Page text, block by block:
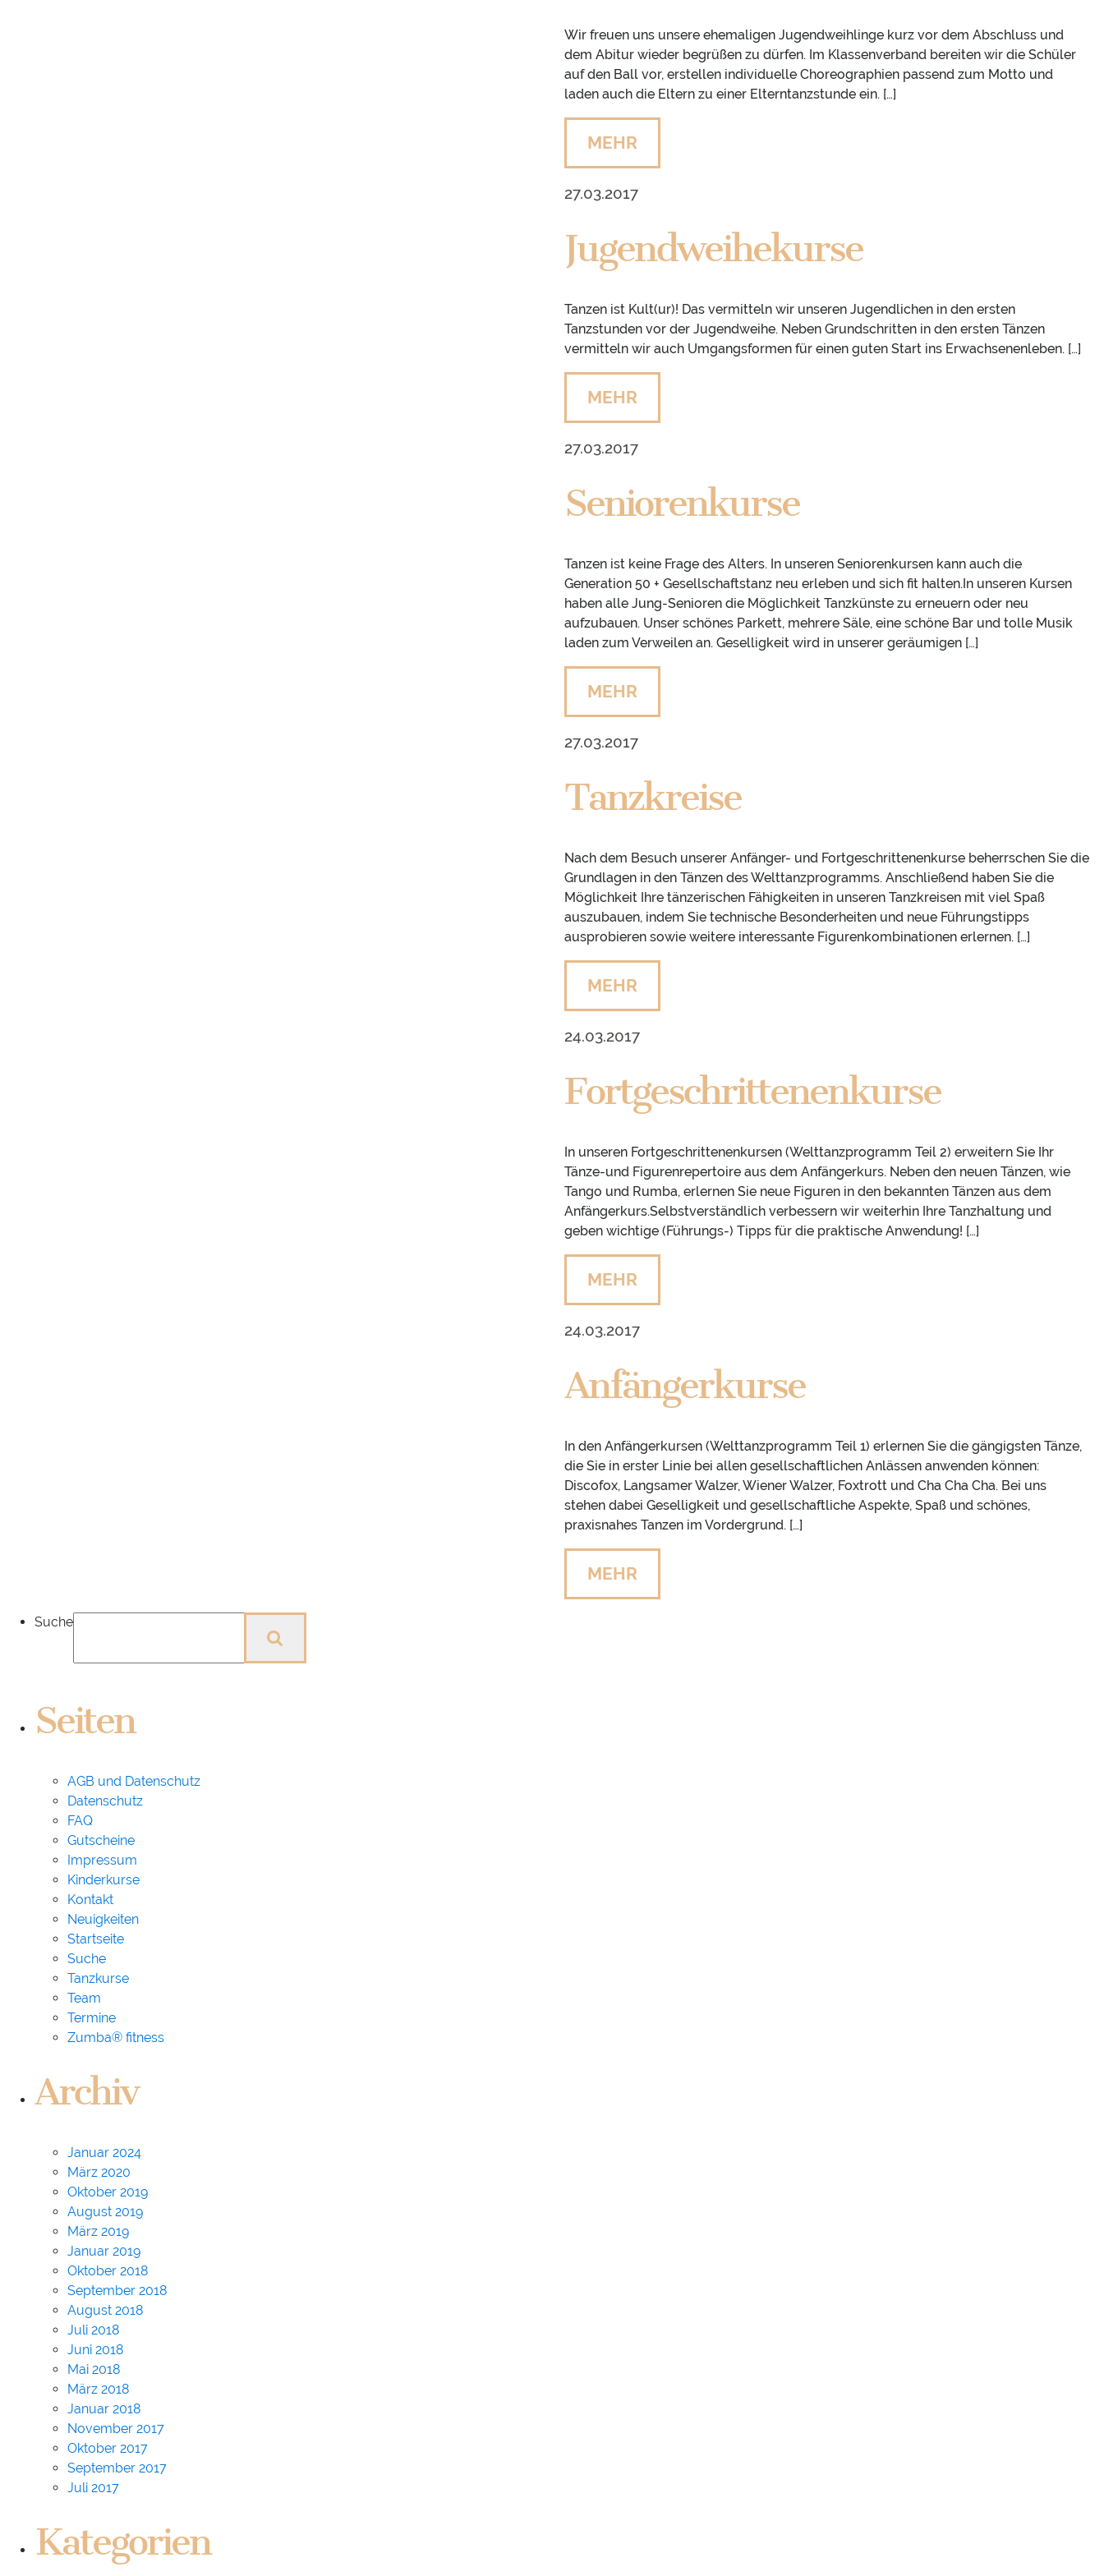
Wir freuen uns unsere ehemaligen Jugendweihlinge kurz vor dem Abschluss und
dem Abitur wieder begrüßen zu dürfen. Im Klassenverband bereiten wir die Schüler
auf den Ball vor, erstellen individuelle Choreographien passend zum Motto und
laden auch die Eltern zu einer Elterntanzstunde ein. […]
MEHR
27.03.2017
Jugendweihekurse
Tanzen ist Kult(ur)! Das vermitteln wir unseren Jugendlichen in den ersten
Tanzstunden vor der Jugendweihe. Neben Grundschritten in den ersten Tänzen
vermitteln wir auch Umgangsformen für einen guten Start ins Erwachsenenleben. […]
MEHR
27.03.2017
Seniorenkurse
Tanzen ist keine Frage des Alters. In unseren Seniorenkursen kann auch die
Generation 50 + Gesellschaftstanz neu erleben und sich fit halten.In unseren Kursen
haben alle Jung-Senioren die Möglichkeit Tanzkünste zu erneuern oder neu
aufzubauen. Unser schönes Parkett, mehrere Säle, eine schöne Bar und tolle Musik
laden zum Verweilen an. Geselligkeit wird in unserer geräumigen […]
MEHR
27.03.2017
Tanzkreise
Nach dem Besuch unserer Anfänger- und Fortgeschrittenenkurse beherrschen Sie die
Grundlagen in den Tänzen des Welttanzprogramms. Anschließend haben Sie die
Möglichkeit Ihre tänzerischen Fähigkeiten in unseren Tanzkreisen mit viel Spaß
auszubauen, indem Sie technische Besonderheiten und neue Führungstipps
ausprobieren sowie weitere interessante Figurenkombinationen erlernen. […]
MEHR
24.03.2017
Fortgeschrittenenkurse
In unseren Fortgeschrittenenkursen (Welttanzprogramm Teil 2) erweitern Sie Ihr
Tänze-und Figurenrepertoire aus dem Anfängerkurs. Neben den neuen Tänzen, wie
Tango und Rumba, erlernen Sie neue Figuren in den bekannten Tänzen aus dem
Anfängerkurs.Selbstverständlich verbessern wir weiterhin Ihre Tanzhaltung und
geben wichtige (Führungs-) Tipps für die praktische Anwendung! […]
MEHR
24.03.2017
Anfängerkurse
In den Anfängerkursen (Welttanzprogramm Teil 1) erlernen Sie die gängigsten Tänze,
die Sie in erster Linie bei allen gesellschaftlichen Anlässen anwenden können:
Discofox, Langsamer Walzer, Wiener Walzer, Foxtrott und Cha Cha Cha. Bei uns
stehen dabei Geselligkeit und gesellschaftliche Aspekte, Spaß und schönes,
praxisnahes Tanzen im Vordergrund. […]
MEHR
Suche
Seiten
AGB und Datenschutz
Datenschutz
FAQ
Gutscheine
Impressum
Kinderkurse
Kontakt
Neuigkeiten
Startseite
Suche
Tanzkurse
Team
Termine
Zumba® fitness
Archiv
Januar 2024
März 2020
Oktober 2019
August 2019
März 2019
Januar 2019
Oktober 2018
September 2018
August 2018
Juli 2018
Juni 2018
Mai 2018
März 2018
Januar 2018
November 2017
Oktober 2017
September 2017
Juli 2017
Kategorien